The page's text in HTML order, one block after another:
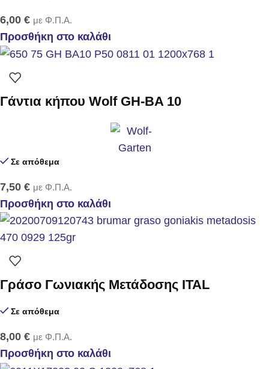
6,00 € με Φ.Π.Α.
Προσθήκη στο καλάθι
Γάντια κήπου Wolf GH-BA 10
Σε απόθεμα
7,50 € με Φ.Π.Α.
Προσθήκη στο καλάθι
Γράσο Γωνιακής Μετάδοσης ITAL
Σε απόθεμα
8,00 € με Φ.Π.Α.
Προσθήκη στο καλάθι